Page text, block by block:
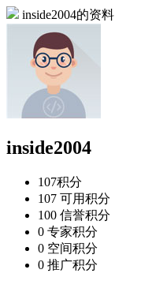
inside2004的资料
inside2004
107积分
107 可用积分
100 信誉积分
0 专家积分
0 空间积分
0 推广积分